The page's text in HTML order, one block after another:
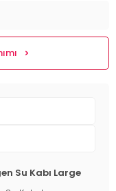
Su Kabı Large